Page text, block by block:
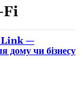
Fi
Link —
дому чи бізнесу